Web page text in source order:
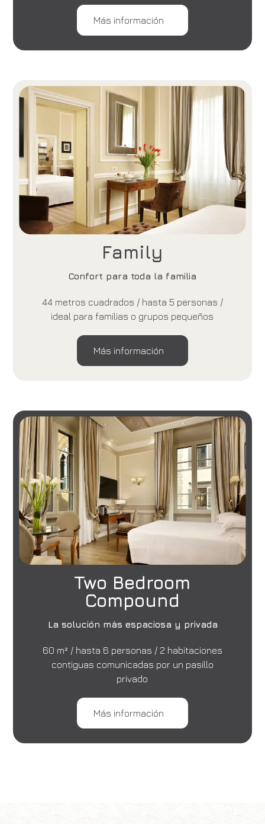
Más información
Family
Confort para toda la familia
44 metros cuadrados / hasta 5 personas /
ideal para familias o grupos pequeños
Más información
Two Bedroom
Compound
La solución más espaciosa y privada
60 m² / hasta 6 personas / 2 habitaciones
contiguas comunicadas por un pasillo
privado
Más información